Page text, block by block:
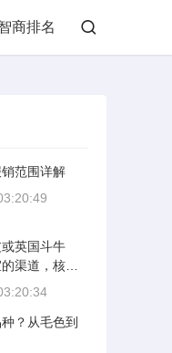
商排名
范围详解
英国斗牛
渠道，核心
“捡漏”的界
城市有优
则完全是另
？从毛色到